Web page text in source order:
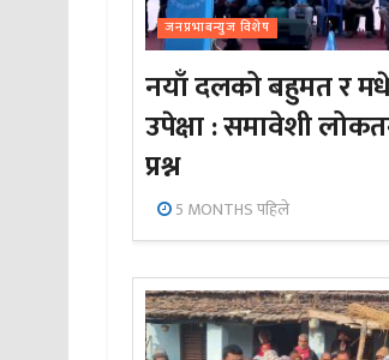
जनप्रभाबन्युज विशेष
नयाँ दलको बहुमत र
उपेक्षा : समावेशी
प्रश्न
5 MONTHS पहिले